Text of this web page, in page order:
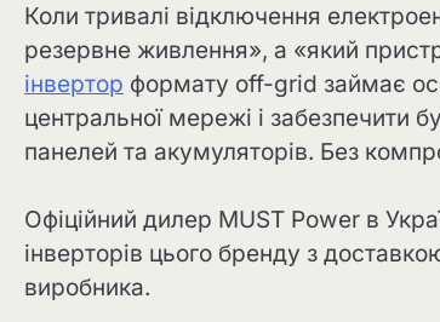
Коли тривалі відключення
резервне живлення», а «який
інвертор формату off-grid займає
центральної мережі і забезпечити
панелей та акумуляторів. Без
Офіційний дилер MUST Power в
інверторів цього бренду з
виробника.